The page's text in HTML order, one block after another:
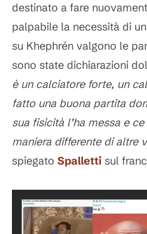
destinato a fare
palpabile la necessità di
su Khephrén valgono le
sono state dichiarazioni
è un calciatore forte, un
fatto una buona partita
sua fisicità l’ha messa e ce
maniera differente di altre
spiegato Spalletti sul